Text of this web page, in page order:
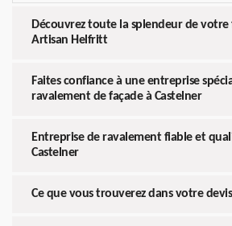
Découvrez toute la splendeur de votre
Artisan Helfritt
Faites confiance à une entreprise
ravalement de façade à Castelner
Entreprise de ravalement fiable et
Castelner
Ce que vous trouverez dans votre